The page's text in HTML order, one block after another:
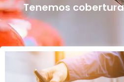
Tenemos